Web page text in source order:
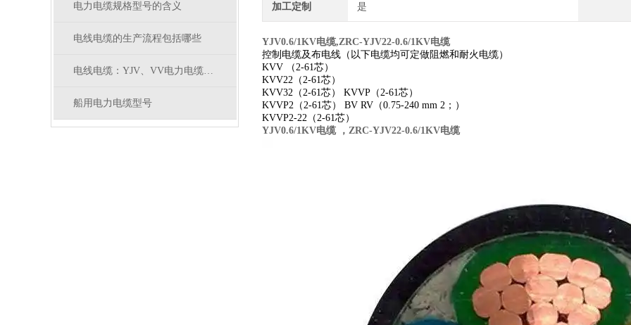
电力电缆规格型号的含义
电线电缆的生产流程包括哪些
电线电缆：YJV、VV电力电缆有什么区别
船用电力电缆型号
加工定制 是
YJV0.6/1KV电缆,ZRC-YJV22-0.6/1KV电缆
控制电缆及布电线（以下电缆均可定做阻燃和耐火电缆）
KVV （2-61芯）
KVV22（2-61芯）
KVV32（2-61芯） KVVP（2-61芯）
KVVP2（2-61芯） BV RV（0.75-240 mm 2；）
KVVP2-22（2-61芯）
YJV0.6/1KV电缆 ， ZRC-YJV22-0.6/1KV电缆